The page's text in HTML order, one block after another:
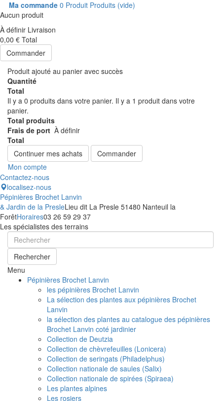
Ma commande 0 Produit Produits (vide)
Aucun produit
À définir Livraison
0,00 € Total
Commander
Produit ajouté au panier avec succès
Quantité
Total
Il y a 0 produits dans votre panier. Il y a 1 produit dans votre
panier.
Total produits
Frais de port À définir
Total
Continuer mes achats
Commander
Mon compte
Contactez-nous
localisez-nous
Pépinières Brochet Lanvin
& Jardin de la PresleLieu dit La Presle 51480 Nanteuil la
ForêtHoraires03 26 59 29 37
Les spécialistes des terrains
Rechercher
Menu
Pépinières Brochet Lanvin
les pépinières Brochet Lanvin
La sélection des plantes aux pépinières Brochet
Lanvin
la sélection des plantes au catalogue des pépinières
Brochet Lanvin coté jardinier
Collection de Deutzia
Collection de chèvrefeuilles (Lonicera)
Collection de seringats (Philadelphus)
Collection nationale de saules (Salix)
Collection nationale de spirées (Spiraea)
Les plantes alpines
Les rosiers